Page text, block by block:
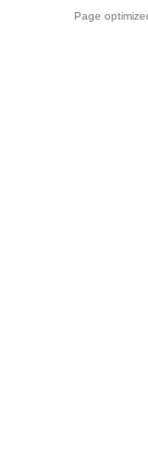
Page